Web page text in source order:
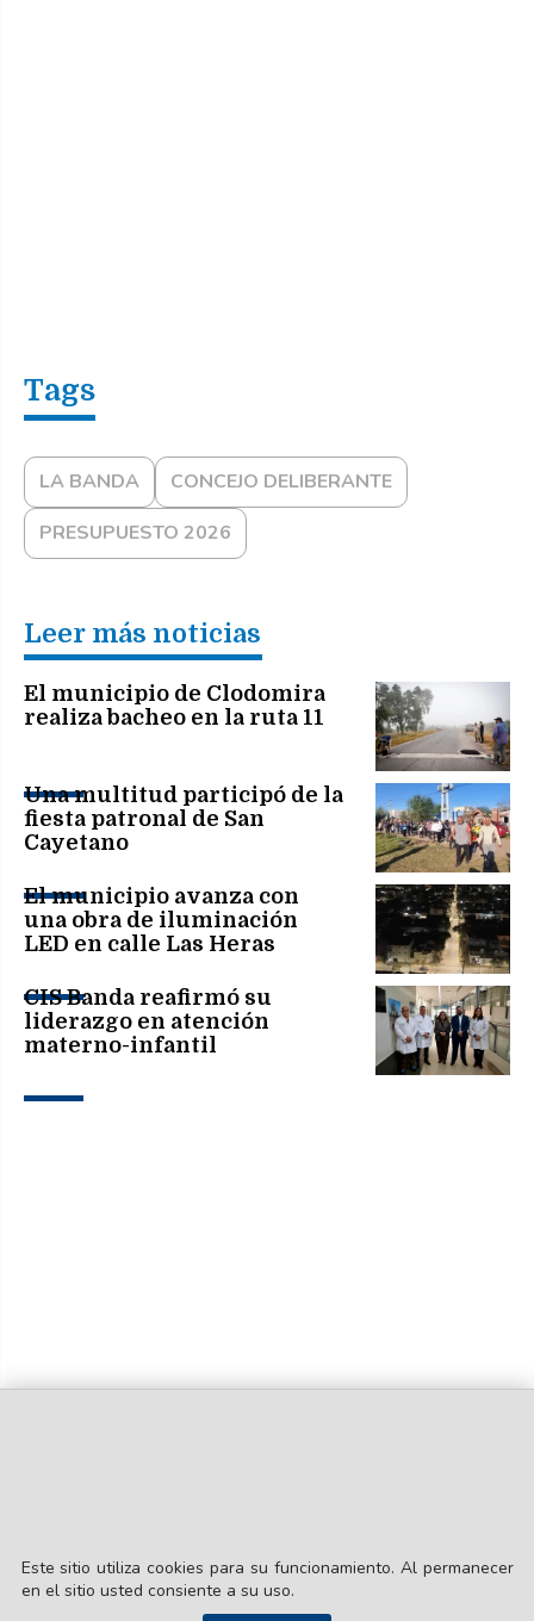
LA BANDA
CONCEJO DELIBERANTE
PRESUPUESTO 2026
Leer más noticias
El municipio de Clodomira
realiza bacheo en la ruta 11
Una multitud participó de la
fiesta patronal de San
Cayetano
El municipio avanza con
una obra de iluminación
LED en calle Las Heras
CIS Banda reafirmó su
liderazgo en atención
materno-infantil
Este sitio utiliza cookies para su funcionamiento. Al permanecer
en el sitio usted consiente a su uso.